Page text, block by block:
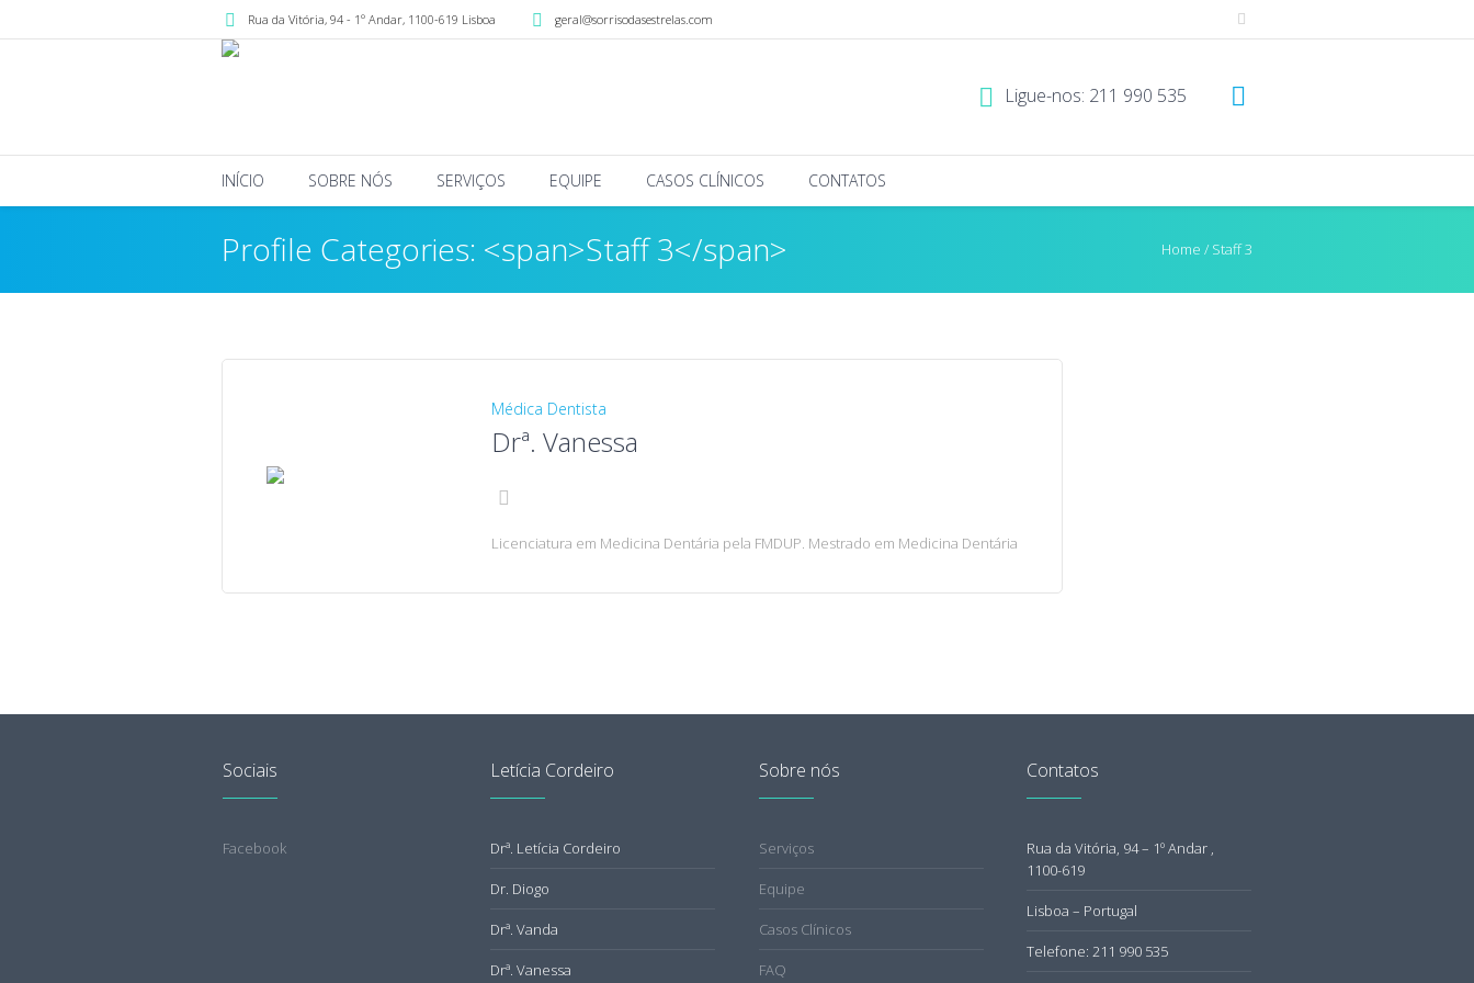
Rua da Vitória, 94 - 1º Andar, 1100-619 Lisboa geral@sorrisodasestrelas.com
Ligue-nos: 211 990 535
INÍCIO SOBRE NÓS SERVIÇOS EQUIPE CASOS CLÍNICOS CONTATOS
Profile Categories: <span>Staff 3</span> Home / Staff 3
Médica Dentista
Drª. Vanessa
Licenciatura em Medicina Dentária pela FMDUP. Mestrado em Medicina Dentária
Sociais
Facebook
Letícia Cordeiro
Drª. Letícia Cordeiro
Dr. Diogo
Drª. Vanda
Drª. Vanessa
Sobre nós
Serviços
Equipe
Casos Clínicos
FAQ
Contatos
Rua da Vitória, 94 – 1º Andar ,
1100-619
Lisboa – Portugal
Telefone: 211 990 535